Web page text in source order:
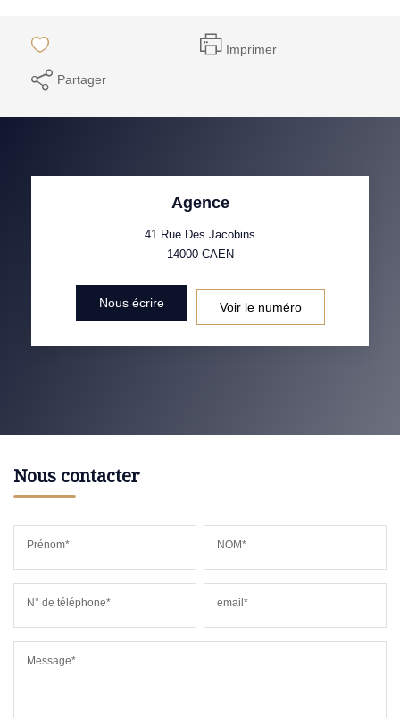
Imprimer
Partager
Agence
41 Rue Des Jacobins
14000 CAEN
Nous écrire Voir le numéro
Nous contacter
Prénom* NOM*
N° de téléphone* email*
Message*